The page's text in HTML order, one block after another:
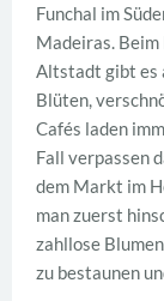
Funchal im
Madeiras. Beim
Altstadt gibt es
Blüten,
Cafés laden
Fall verpassen
dem Markt im
man zuerst
zahllose
zu bestaunen